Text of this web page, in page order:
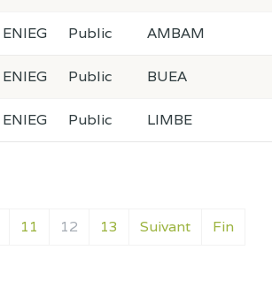
11 12 13 Suivant Fin
ENIEG Public AMBAM
ENIEG Public BUEA
ENIEG Public LIMBE